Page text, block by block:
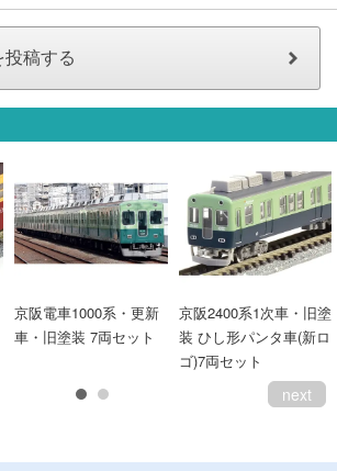
京阪電車1000系・更新
車・旧塗装 7両セット
京阪2400系1次車・旧塗
装 ひし形パンタ車(新ロ
ゴ)7両セット
next